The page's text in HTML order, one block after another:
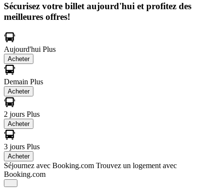
Sécurisez votre billet aujourd'hui et profitez des
meilleures offres!
Aujourd'hui Plus
Acheter
Demain Plus
Acheter
2 jours Plus
Acheter
3 jours Plus
Acheter
Séjournez avec Booking.com Trouvez un logement avec
Booking.com